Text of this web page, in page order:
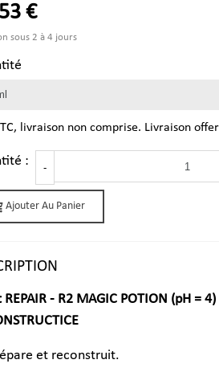
€
sous 2 à 4 jours
livraison non comprise. Livraison
: -
Ajouter Au Panier
- R2 MAGIC POTION (pH = 4)
et reconstruit.